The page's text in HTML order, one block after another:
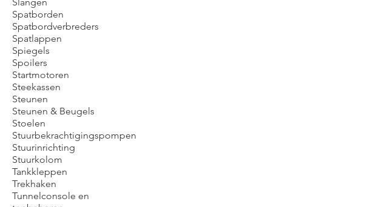
Spatborden
Spatbordverbreders
Spatlappen
Spiegels
Spoilers
Startmotoren
Steekassen
Steunen
Steunen & Beugels
Stoelen
Stuurbekrachtigingspompen
Stuurinrichting
Stuurkolom
Tankkleppen
Trekhaken
Tunnelconsole en